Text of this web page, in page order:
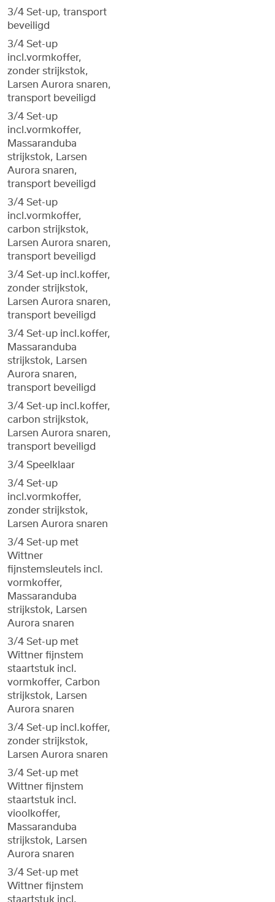
3/4 Set-up, transport
beveiligd
3/4 Set-up
incl.vormkoffer,
zonder strijkstok,
Larsen Aurora snaren,
transport beveiligd
3/4 Set-up
incl.vormkoffer,
Massaranduba
strijkstok, Larsen
Aurora snaren,
transport beveiligd
3/4 Set-up
incl.vormkoffer,
carbon strijkstok,
Larsen Aurora snaren,
transport beveiligd
3/4 Set-up incl.koffer,
zonder strijkstok,
Larsen Aurora snaren,
transport beveiligd
3/4 Set-up incl.koffer,
Massaranduba
strijkstok, Larsen
Aurora snaren,
transport beveiligd
3/4 Set-up incl.koffer,
carbon strijkstok,
Larsen Aurora snaren,
transport beveiligd
3/4 Speelklaar
3/4 Set-up
incl.vormkoffer,
zonder strijkstok,
Larsen Aurora snaren
3/4 Set-up met
Wittner
fijnstemsleutels incl.
vormkoffer,
Massaranduba
strijkstok, Larsen
Aurora snaren
3/4 Set-up met
Wittner fijnstem
staartstuk incl.
vormkoffer, Carbon
strijkstok, Larsen
Aurora snaren
3/4 Set-up incl.koffer,
zonder strijkstok,
Larsen Aurora snaren
3/4 Set-up met
Wittner fijnstem
staartstuk incl.
vioolkoffer,
Massaranduba
strijkstok, Larsen
Aurora snaren
3/4 Set-up met
Wittner fijnstem
staartstuk incl.